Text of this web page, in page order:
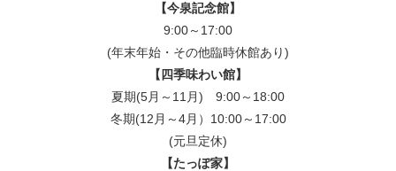
【今泉記念館】
9:00～17:00
(年末年始・その他臨時休館あり)
【四季味わい館】
夏期(5月～11月) 9:00～18:00
冬期(12月～4月）10:00～17:00
(元旦定休)
【たっぽ家】